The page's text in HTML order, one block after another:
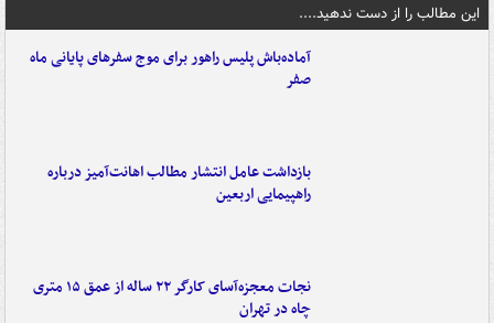
این مطالب را از دست ندهید....
آماده‌باش پلیس راهور برای موج سفرهای پایانی ماه
صفر
بازداشت عامل انتشار مطالب اهانت‌آمیز درباره
راهپیمایی اربعین
نجات معجزه‌آسای کارگر ۲۲ ساله از عمق ۱۵ متری
چاه در تهران